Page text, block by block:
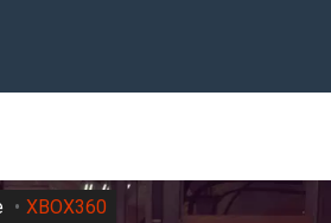
XBOX360